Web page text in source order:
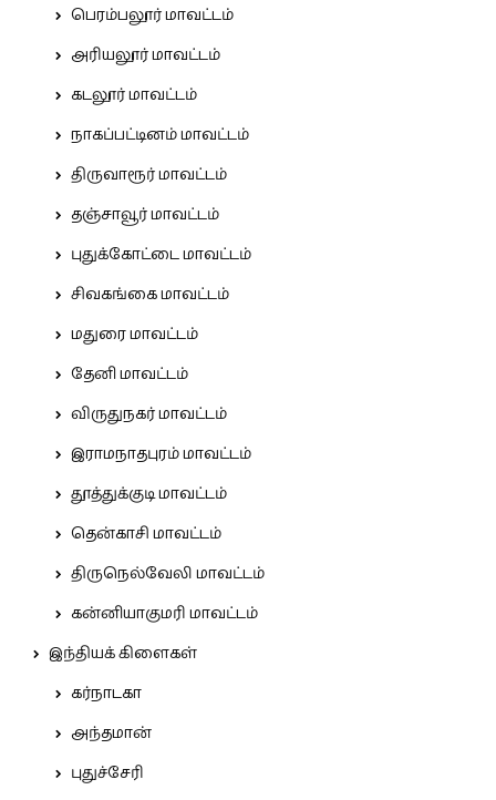
பெரம்பலூர் மாவட்டம்
அரியலூர் மாவட்டம்
கடலூர் மாவட்டம்
நாகப்பட்டினம் மாவட்டம்
திருவாரூர் மாவட்டம்
தஞ்சாவூர் மாவட்டம்
புதுக்கோட்டை மாவட்டம்
சிவகங்கை மாவட்டம்
மதுரை மாவட்டம்
தேனி மாவட்டம்
விருதுநகர் மாவட்டம்
இராமநாதபுரம் மாவட்டம்
தூத்துக்குடி மாவட்டம்
தென்காசி மாவட்டம்
திருநெல்வேலி மாவட்டம்
கன்னியாகுமரி மாவட்டம்
இந்தியக் கிளைகள்
கர்நாடகா
அந்தமான்
புதுச்சேரி